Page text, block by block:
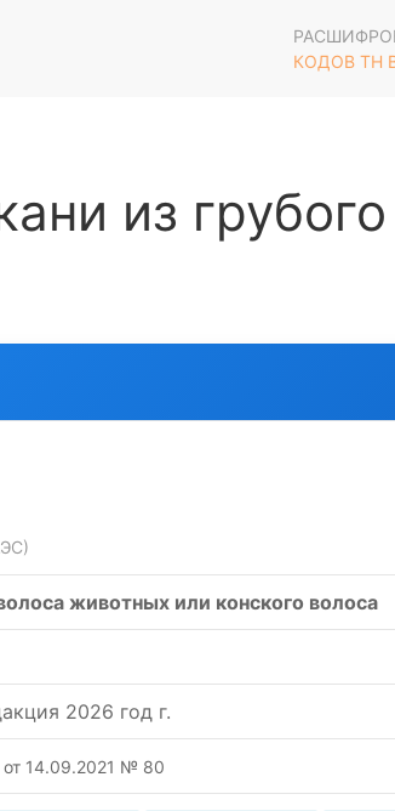
КОДОВ ТН
из
животных или конского волоса
2026 год г.
14.09.2021 № 80